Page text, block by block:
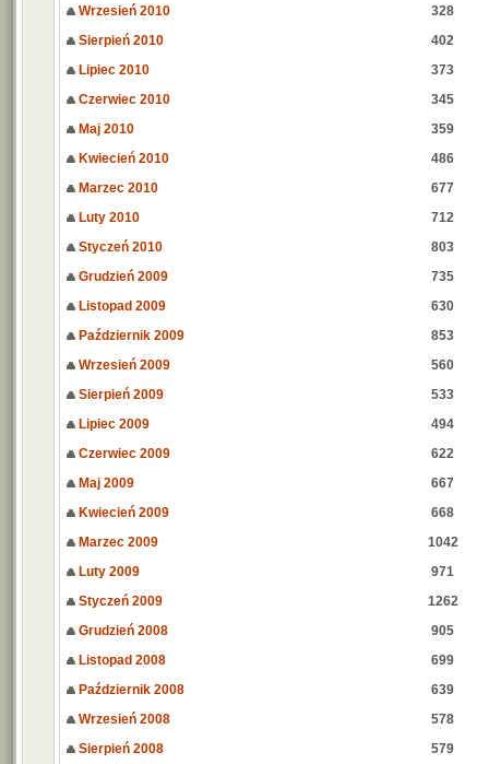
Wrzesień 2010
328
Sierpień 2010
402
Lipiec 2010
373
Czerwiec 2010
345
Maj 2010
359
Kwiecień 2010
486
Marzec 2010
677
Luty 2010
712
Styczeń 2010
803
Grudzień 2009
735
Listopad 2009
630
Październik 2009
853
Wrzesień 2009
560
Sierpień 2009
533
Lipiec 2009
494
Czerwiec 2009
622
Maj 2009
667
Kwiecień 2009
668
Marzec 2009
1042
Luty 2009
971
Styczeń 2009
1262
Grudzień 2008
905
Listopad 2008
699
Październik 2008
639
Wrzesień 2008
578
Sierpień 2008
579